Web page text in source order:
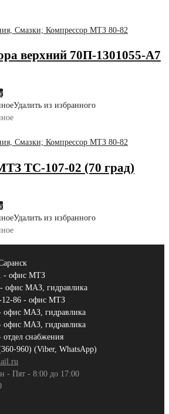
Смазки; Компрессор МТЗ 80-82
верхний 70П-1301055-А7
Удалить из избранного
Смазки; Компрессор МТЗ 80-82
ТС-107-02 (70 град)
Удалить из избранного
- офис МТЗ
офис МАЗ, гидравлика
12-86 - офис МТЗ
офис МАЗ, гидравлика
офис МАЗ, гидравлика
снабжения
960) (Viber, WhatsApp)
- Пят - 8:00 до 17:00